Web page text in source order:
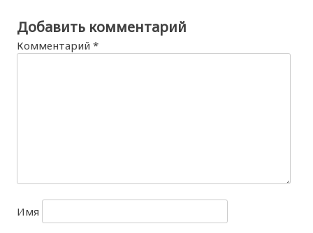
Добавить комментарий
Комментарий*
Имя